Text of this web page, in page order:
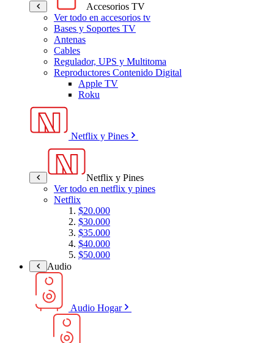
Accesorios TV
Ver todo en accesorios tv
Bases y Soportes TV
Antenas
Cables
Regulador, UPS y Multitoma
Reproductores Contenido Digital
Apple TV
Roku
Netflix y Pines
Netflix y Pines
Ver todo en netflix y pines
Netflix
$20.000
$30.000
$35.000
$40.000
$50.000
Audio
Audio Hogar